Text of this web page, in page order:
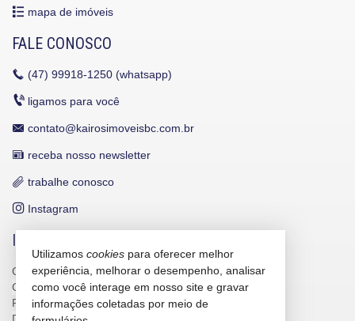
mapa de imóveis
FALE CONOSCO
(47) 99918-1250 (whatsapp)
ligamos para você
contato@kairosimoveisbc.com.br
receba nosso newsletter
trabalhe conosco
Instagram
CUB /SC
R$ 3.151,24
CUB /SC variação
0,95%
Poupança
0,6738%
Utilizamos cookies para oferecer melhor
experiência, melhorar o desempenho, analisar
como você interage em nosso site e gravar
informações coletadas por meio de